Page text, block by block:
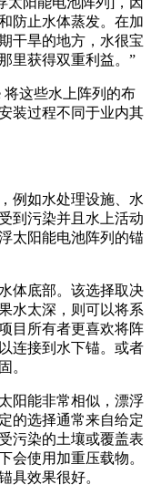
防止水体蒸发。在加
干旱的地方，水很宝
里获得双重利益。”
将这些水上阵列的布
装过程不同于业内其
例如水处理设施、水
到污染并且水上活动
太阳能电池阵列的锚
体底部。该选择取决
水太深，则可以将系
目所有者更喜欢将阵
连接到水下锚。或者
。
阳能非常相似，漂浮
的选择通常来自给定
污染的土壤或覆盖表
会使用加重压载物。
具效果很好。